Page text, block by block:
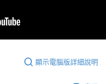
顯示電腦版詳細說明